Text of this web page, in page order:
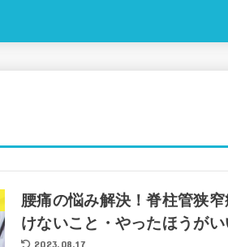
腰痛の悩み解決！脊柱管狭
けないこと・やったほうがい
2023.08.17